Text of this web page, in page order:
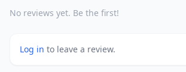
No reviews yet. Be the first!
Log in to leave a review.